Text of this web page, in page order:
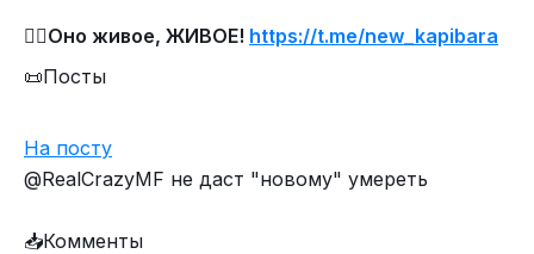
🧟‍♀️Оно живое, ЖИВОЕ! https://t.me/new_kapibara
📜Посты
На посту
@RealCrazyMF не даст "новому" умереть
📥Комменты